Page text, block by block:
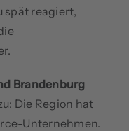
spät reagiert,
Brandenburg
Die Region hat
Unternehmen.